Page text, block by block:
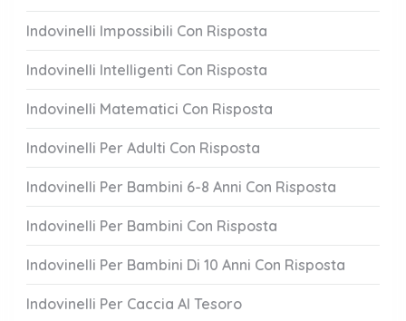
Indovinelli Impossibili Con Risposta
Indovinelli Intelligenti Con Risposta
Indovinelli Matematici Con Risposta
Indovinelli Per Adulti Con Risposta
Indovinelli Per Bambini 6-8 Anni Con Risposta
Indovinelli Per Bambini Con Risposta
Indovinelli Per Bambini Di 10 Anni Con Risposta
Indovinelli Per Caccia Al Tesoro